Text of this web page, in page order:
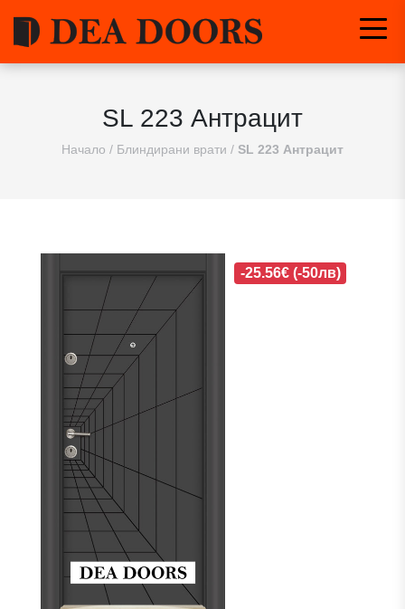
SL 223 Антрацит
Начало / Блиндирани врати / SL 223 Антрацит
-25.56€ (-50лв)